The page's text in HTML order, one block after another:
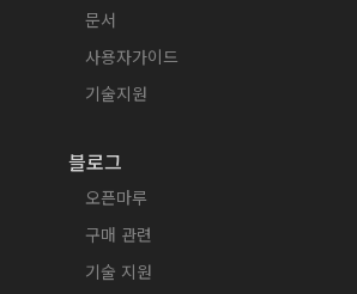
문서
사용자가이드
기술지원
블로그
오픈마루
구매 관련
기술 지원